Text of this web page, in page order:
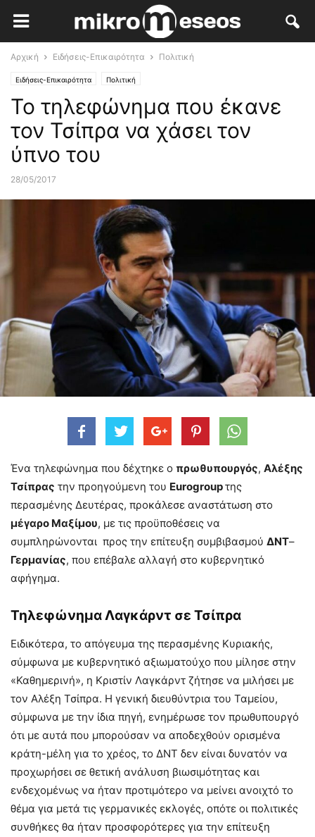
Αρχική Ειδήσεις-Επικαιρότητα Πολιτική
Ειδήσεις-Επικαιρότητα Πολιτική
Το τηλεφώνημα που έκανε
τον Τσίπρα να χάσει τον
ύπνο του
28/05/2017
Ένα τηλεφώνημα που δέχτηκε ο πρωθυπουργός, Αλέξης
Τσίπρας την προηγούμενη του Eurogroupτης
περασμένης Δευτέρας, προκάλεσε αναστάτωση στο
μέγαρο Μαξίμου, με τις προϋποθέσεις να
συμπληρώνονται προς την επίτευξη συμβιβασμού ΔΝΤ–
Γερμανίας, που επέβαλε αλλαγή στο κυβερνητικό
αφήγημα.
Τηλεφώνημα Λαγκάρντ σε Τσίπρα
Ειδικότερα, το απόγευμα της περασμένης Κυριακής,
σύμφωνα με κυβερνητικό αξιωματούχο που μίλησε στην
«Καθημερινή», η Κριστίν Λαγκάρντ ζήτησε να μιλήσει με
τον Αλέξη Τσίπρα. Η γενική διευθύντρια του Ταμείου,
σύμφωνα με την ίδια πηγή, ενημέρωσε τον πρωθυπουργό
ότι με αυτά που μπορούσαν να αποδεχθούν ορισμένα
κράτη-μέλη για το χρέος, το ΔΝΤ δεν είναι δυνατόν να
προχωρήσει σε θετική ανάλυση βιωσιμότητας και
ενδεχομένως να ήταν προτιμότερο να μείνει ανοιχτό το
θέμα για μετά τις γερμανικές εκλογές, οπότε οι πολιτικές
συνθήκες θα ήταν προσφορότερες για την επίτευξη